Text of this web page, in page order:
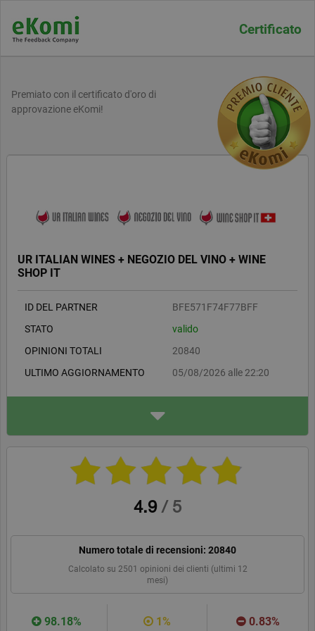
Certificato
Premiato con il certificato d'oro di
approvazione eKomi!
UR ITALIAN WINES + NEGOZIO DEL VINO + WINE
SHOP IT
ID DEL PARTNER
BFE571F74F77BFF
STATO
valido
OPINIONI TOTALI
20840
ULTIMO AGGIORNAMENTO
05/08/2026 alle 22:20
INDIRIZZO
Negozio del Vino srl
negoziodelvino.it
CONSIGLIA
4.9/ 5
Numero totale di recensioni: 20840
Calcolato su 2501 opinioni dei clienti (ultimi 12
mesi)
98.18% 1% 0.83%